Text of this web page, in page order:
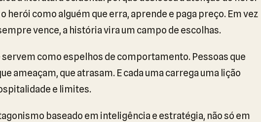
herói como alguém que erra, aprende e paga preço. Em vez
vence, a história vira um campo de escolhas.
servem como espelhos de comportamento. Pessoas que
ameaçam, que atrasam. E cada uma carrega uma lição
e limites.
baseado em inteligência e estratégia, não só em